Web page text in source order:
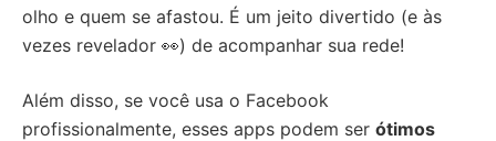
olho e quem se afastou. É um jeito divertido (e às
vezes revelador 👀) de acompanhar sua rede!
Além disso, se você usa o Facebook
profissionalmente, esses apps podem ser ótimos